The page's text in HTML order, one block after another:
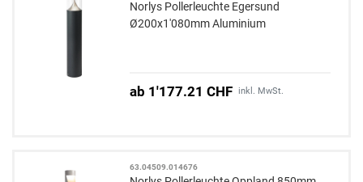
Norlys Pollerleuchte Egersund
Ø200x1'080mm Aluminium
ab 1'177.21 CHF inkl. MwSt.
63.04509.014676